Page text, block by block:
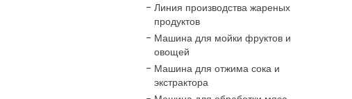
Линия производства жареных
продуктов
Машина для мойки фруктов и
овощей
Машина для отжима сока и
экстрактора